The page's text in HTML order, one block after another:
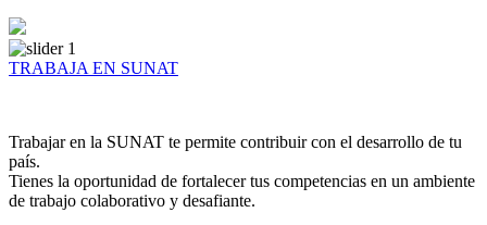
TRABAJA EN SUNAT
Trabajar en la SUNAT te permite contribuir con el desarrollo de tu
país.
Tienes la oportunidad de fortalecer tus competencias en un ambiente
de trabajo colaborativo y desafiante.